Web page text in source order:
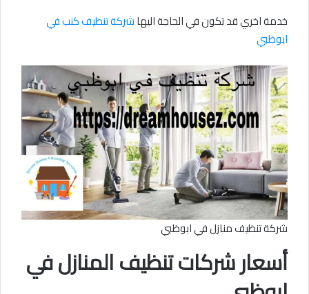
خدمة اخري قد تكون في الحاجة اليهاشركة تنظيف كنب في
ابوظبي
شركة تنظيف منازل في ابوظبي
أسعار شركات تنظيف المنازل في